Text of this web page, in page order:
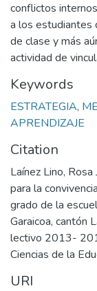
conflictos
a los estudiantes
de clase y más
actividad de
Keywords
ESTRATEGIA,
APRENDIZAJE
Citation
Laínez Lino,
para la
grado de la
Garaicoa, cantón
lectivo 2013-
Ciencias de la
URI